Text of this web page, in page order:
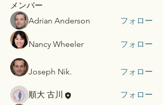
メンバー
Adrian Anderson
フォロー
Nancy Wheeler フォロー
Joseph Nik. フォロー
順大 古川 フォロー